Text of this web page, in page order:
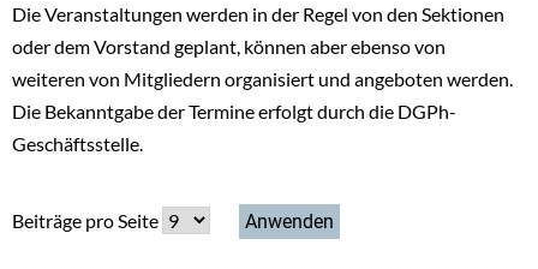
Die Veranstaltungen werden in der Regel von den Sektionen
oder dem Vorstand geplant, können aber ebenso von
weiteren von Mitgliedern organisiert und angeboten werden.
Die Bekanntgabe der Termine erfolgt durch die DGPh-
Geschäftsstelle.
Beiträge pro Seite